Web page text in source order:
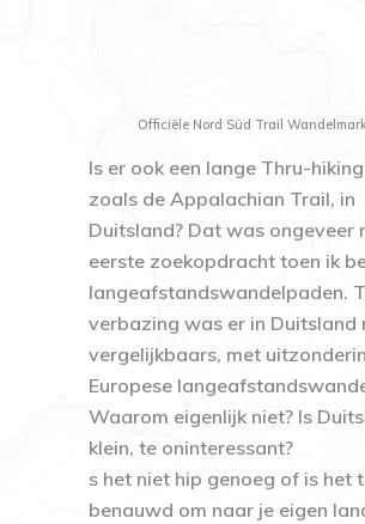
Officiële Nord Süd Trail
Is er ook een lange Thru-
zoals de Appalachian Trail, in
Duitsland? Dat was ongeveer
eerste zoekopdracht toen ik
langeafstandswandelpaden.
verbazing was er in Duitsland
vergelijkbaars, met
Europese
Waarom eigenlijk niet? Is
klein, te oninteressant?
s het niet hip genoeg of is het
benauwd om naar je eigen